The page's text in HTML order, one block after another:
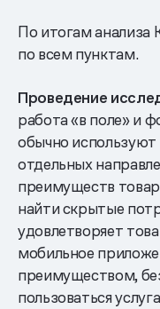
По итогам анализа
по всем пунктам.
Проведение
работа «в поле» и
обычно используют
отдельных
преимуществ
найти скрытые
удовлетворяет
мобильное
преимуществом,
пользоваться